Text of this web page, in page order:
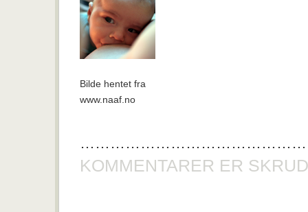
Bilde hentet fra
www.naaf.no
KOMMENTARER ER